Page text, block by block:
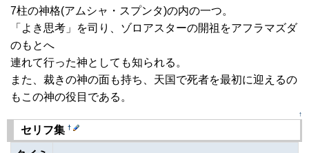
7柱の神格(アムシャ・スプンタ)の内の一つ。
「よき思考」を司り、ゾロアスターの開祖をアフラマズダ
のもとへ
連れて行った神としても知られる。
また、裁きの神の面も持ち、天国で死者を最初に迎えるの
もこの神の役目である。
↑
セリフ集 †